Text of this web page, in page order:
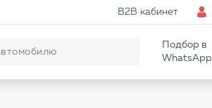
B2B кабинет
Подбор в
WhatsApp